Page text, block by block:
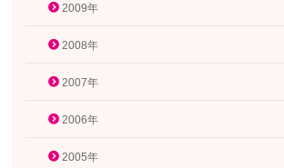
2009年
2008年
2007年
2006年
2005年